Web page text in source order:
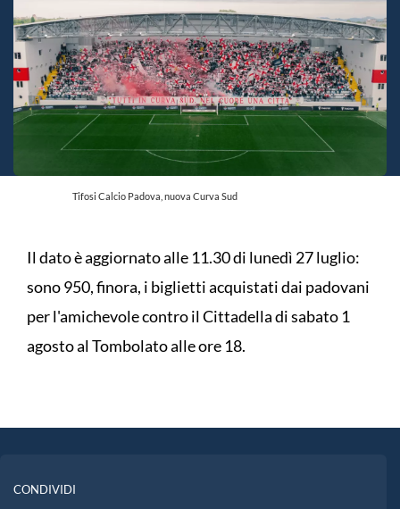
Tifosi Calcio Padova, nuova Curva Sud
Il dato è aggiornato alle 11.30 di lunedì 27 luglio:
sono 950, finora, i biglietti acquistati dai padovani
per l'amichevole contro il Cittadella di sabato 1
agosto al Tombolato alle ore 18.
CONDIVIDI